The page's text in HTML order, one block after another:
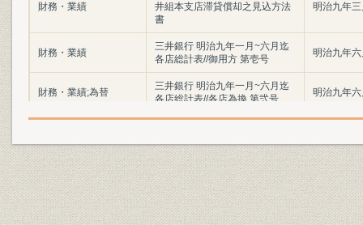
財務・業績
井組本支店滞貸償却之見込方法
書
明治九年
財務・業績
三井銀行 明治九年一月~六月迄
各店総計表//御用方 第壱号
明治九年
財務・業績;為替
三井銀行 明治九年一月~六月迄
各店総計表//各店為換 第弐号
明治九年
財務・業績
三井銀行 明治九年一月~六月迄
各店総計表//一時貸 第四号
明治九年
財務・業績
三井銀行 明治九年一月~六月迄
各店総計表//利附預 第五号
明治九年